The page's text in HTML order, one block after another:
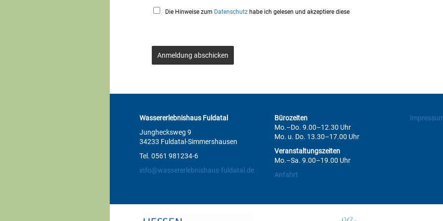
Die Hinweise zum Datenschutz habe ich gelesen und akzeptiere diese
Anmeldung abschicken
Wassererlebnishaus Fuldatal
Junghecksweg 9
34233 Fuldatal-Simmershausen
Tel. 0561 981234-6
info@wassererlebnishaus-fuldatal.de
Bürozeiten
Mo.–Do. 9.00–12.30 Uhr
Mo. u. Do. 13.30–17.00 Uhr
Veranstaltungszeiten
Mo.–Sa. 9.00–19.00 Uhr
Anfahrt